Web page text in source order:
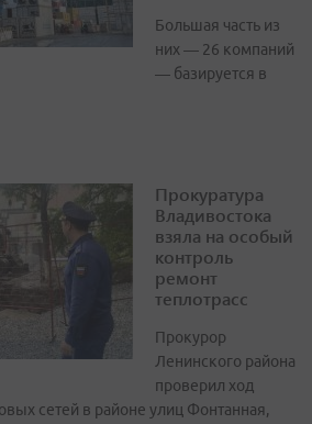
Большая часть из
них — 26 компаний
— базируется в
Прокуратура
Владивостока
взяла на особый
контроль
ремонт
теплотрасс
Прокурор
Ленинского района
проверил ход
сетей в районе улиц Фонтанная,